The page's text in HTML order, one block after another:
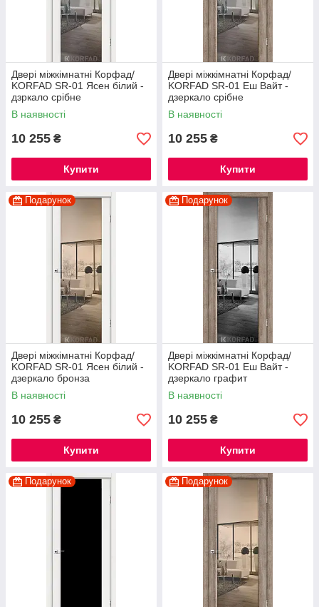
Двері міжкімнатні Корфад/
KORFAD SR-01 Ясен білий -
дзркало срібне
В наявності
10 255 ₴
Купити
Двері міжкімнатні Корфад/
KORFAD SR-01 Еш Вайт -
дзеркало срібне
В наявності
10 255 ₴
Купити
Подарунок
Двері міжкімнатні Корфад/
KORFAD SR-01 Ясен білий -
дзеркало бронза
В наявності
10 255 ₴
Купити
Подарунок
Двері міжкімнатні Корфад/
KORFAD SR-01 Еш Вайт -
дзеркало графит
В наявності
10 255 ₴
Купити
Подарунок Подарунок